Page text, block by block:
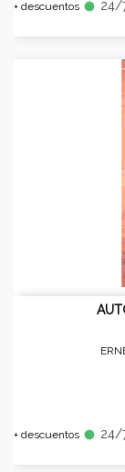
+ descuentos fiber_manual_record 24/
+ descuentos fiber_manual_record 24/